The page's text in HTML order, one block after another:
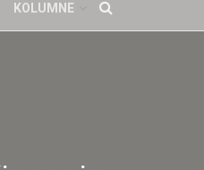
KOLUMNE